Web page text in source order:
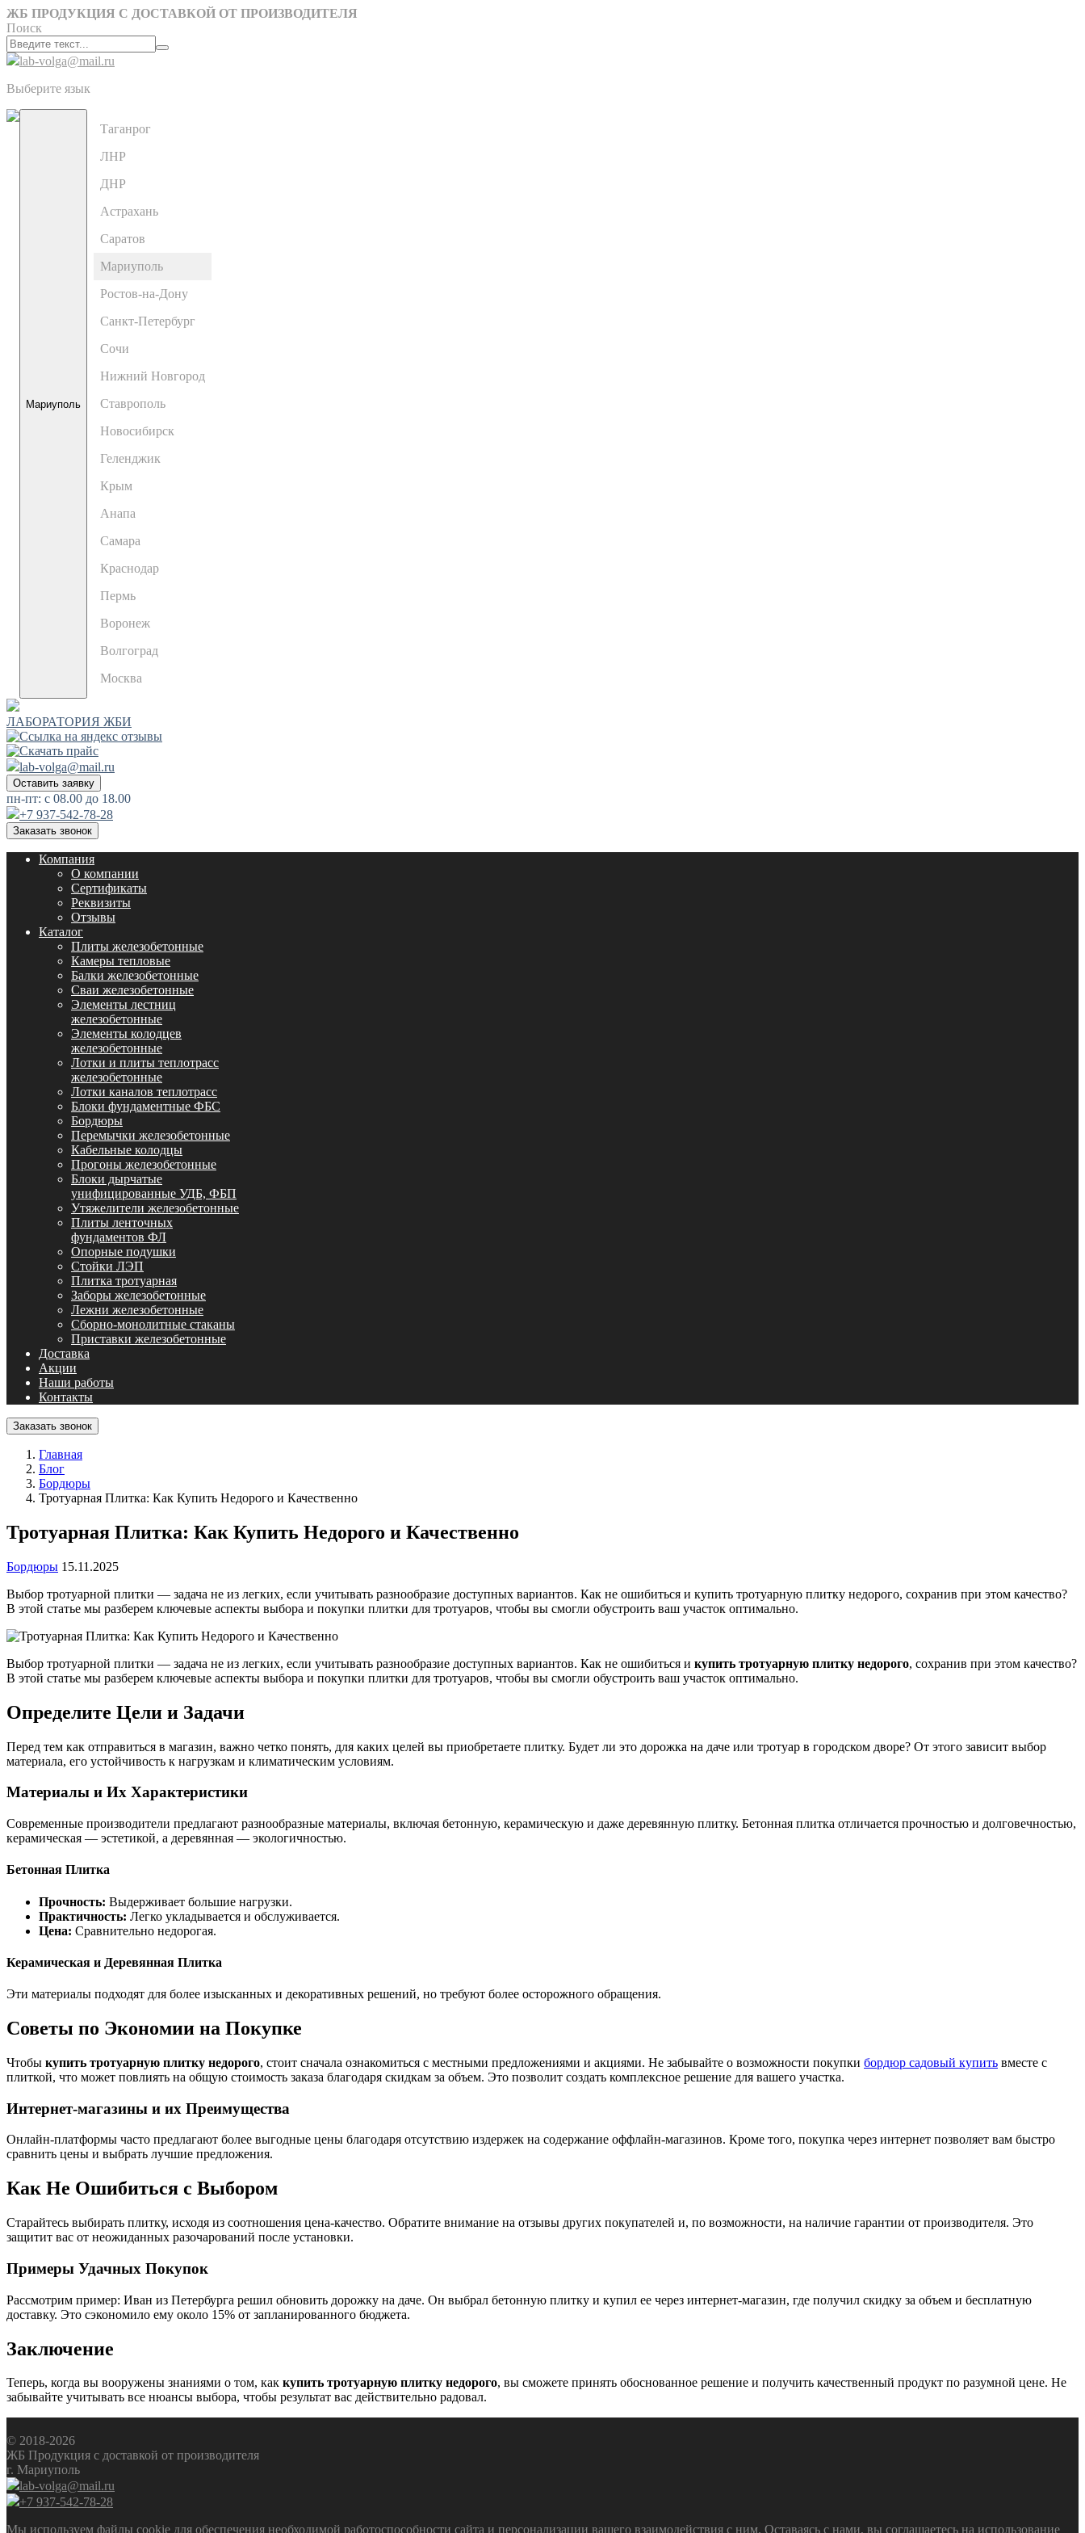
ЖБ ПРОДУКЦИЯ С ДОСТАВКОЙ ОТ ПРОИЗВОДИТЕЛЯ
Поиск
lab-volga@mail.ru
Выберите язык
Мариуполь
Таганрог
ЛНР
ДНР
Астрахань
Саратов
Мариуполь
Ростов-на-Дону
Санкт-Петербург
Сочи
Нижний Новгород
Ставрополь
Новосибирск
Геленджик
Крым
Анапа
Самара
Краснодар
Пермь
Воронеж
Волгоград
Москва
ЛАБОРАТОРИЯ ЖБИ
lab-volga@mail.ru
Оставить заявку
пн-пт: с 08.00 до 18.00
+7 937-542-78-28
Заказать звонок
Компания
О компании
Сертификаты
Реквизиты
Отзывы
Каталог
Плиты железобетонные
Камеры тепловые
Балки железобетонные
Сваи железобетонные
Элементы лестниц
железобетонные
Элементы колодцев
железобетонные
Лотки и плиты теплотрасс
железобетонные
Лотки каналов теплотрасс
Блоки фундаментные ФБС
Бордюры
Перемычки железобетонные
Кабельные колодцы
Прогоны железобетонные
Блоки дырчатые
унифицированные УДБ, ФБП
Утяжелители железобетонные
Плиты ленточных
фундаментов ФЛ
Опорные подушки
Стойки ЛЭП
Плитка тротуарная
Заборы железобетонные
Лежни железобетонные
Сборно-монолитные стаканы
Приставки железобетонные
Доставка
Акции
Наши работы
Контакты
Заказать звонок
Главная
Блог
Бордюры
Тротуарная Плитка: Как Купить Недорого и Качественно
Тротуарная Плитка: Как Купить Недорого и Качественно
Бордюры 15.11.2025
Выбор тротуарной плитки — задача не из легких, если учитывать разнообразие доступных вариантов. Как не ошибиться и купить тротуарную плитку недорого, сохранив при этом качество?
В этой статье мы разберем ключевые аспекты выбора и покупки плитки для тротуаров, чтобы вы смогли обустроить ваш участок оптимально.
Выбор тротуарной плитки — задача не из легких, если учитывать разнообразие доступных вариантов. Как не ошибиться и купить тротуарную плитку недорого, сохранив при этом качество?
В этой статье мы разберем ключевые аспекты выбора и покупки плитки для тротуаров, чтобы вы смогли обустроить ваш участок оптимально.
Определите Цели и Задачи
Перед тем как отправиться в магазин, важно четко понять, для каких целей вы приобретаете плитку. Будет ли это дорожка на даче или тротуар в городском дворе? От этого зависит выбор
материала, его устойчивость к нагрузкам и климатическим условиям.
Материалы и Их Характеристики
Современные производители предлагают разнообразные материалы, включая бетонную, керамическую и даже деревянную плитку. Бетонная плитка отличается прочностью и долговечностью,
керамическая — эстетикой, а деревянная — экологичностью.
Бетонная Плитка
Прочность: Выдерживает большие нагрузки.
Практичность: Легко укладывается и обслуживается.
Цена: Сравнительно недорогая.
Керамическая и Деревянная Плитка
Эти материалы подходят для более изысканных и декоративных решений, но требуют более осторожного обращения.
Советы по Экономии на Покупке
Чтобы купить тротуарную плитку недорого, стоит сначала ознакомиться с местными предложениями и акциями. Не забывайте о возможности покупки бордюр садовый купить вместе с
плиткой, что может повлиять на общую стоимость заказа благодаря скидкам за объем. Это позволит создать комплексное решение для вашего участка.
Интернет-магазины и их Преимущества
Онлайн-платформы часто предлагают более выгодные цены благодаря отсутствию издержек на содержание оффлайн-магазинов. Кроме того, покупка через интернет позволяет вам быстро
сравнить цены и выбрать лучшие предложения.
Как Не Ошибиться с Выбором
Старайтесь выбирать плитку, исходя из соотношения цена-качество. Обратите внимание на отзывы других покупателей и, по возможности, на наличие гарантии от производителя. Это
защитит вас от неожиданных разочарований после установки.
Примеры Удачных Покупок
Рассмотрим пример: Иван из Петербурга решил обновить дорожку на даче. Он выбрал бетонную плитку и купил ее через интернет-магазин, где получил скидку за объем и бесплатную
доставку. Это сэкономило ему около 15% от запланированного бюджета.
Заключение
Теперь, когда вы вооружены знаниями о том, как купить тротуарную плитку недорого, вы сможете принять обоснованное решение и получить качественный продукт по разумной цене. Не
забывайте учитывать все нюансы выбора, чтобы результат вас действительно радовал.
© 2018-2026
ЖБ Продукция с доставкой от производителя
г. Мариуполь
lab-volga@mail.ru
+7 937-542-78-28
Мы используем файлы cookie для обеспечения необходимой работоспособности сайта и персонализации вашего взаимодействия с ним. Оставаясь с нами, вы соглашаетесь на использование